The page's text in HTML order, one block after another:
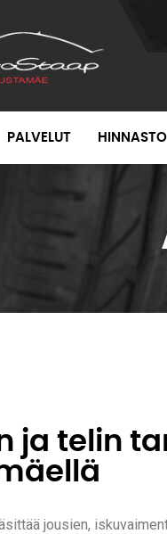
PALVELUT HINNASTO
ja telin
jousien,